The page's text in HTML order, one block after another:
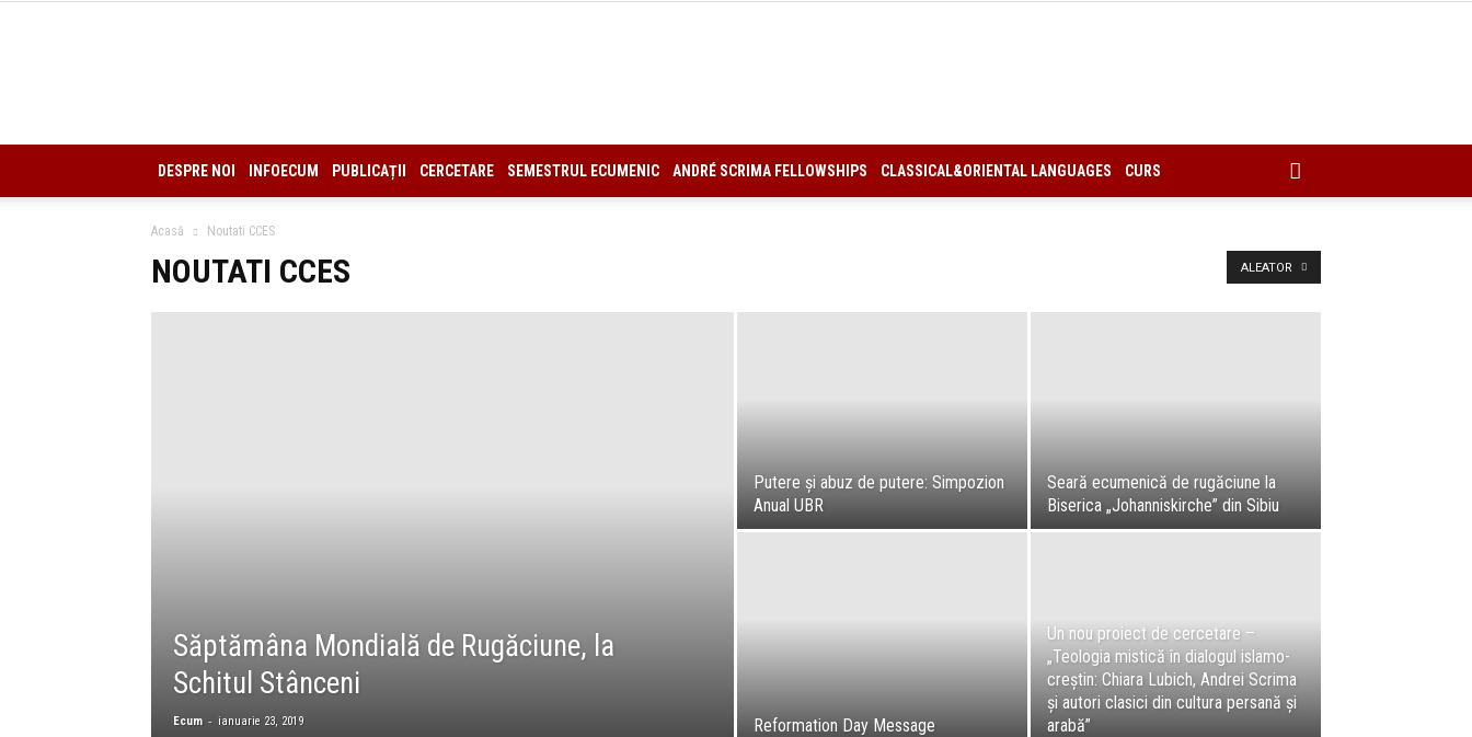
CCES
DESPRE NOI
INFOECUM PUBLICAȚII CERCETARE SEMESTRUL ECUMENIC ANDRÉ SCRIMA FELLOWSHIPS CLASSICAL&ORIENTAL LANGUAGES CURS
Acasă Noutati CCES
NOUTATI CCES ALEATOR
Săptămâna Mondială de Rugăciune, la
Schitul Stânceni
Ecum - ianuarie 23, 2019
Putere și abuz de putere: Simpozion
Anual UBR
Seară ecumenică de rugăciune la
Biserica „Johanniskirche” din Sibiu
Reformation Day Message
Un nou proiect de cercetare –
„Teologia mistică în dialogul islamo-
creștin: Chiara Lubich, Andrei Scrima
și autori clasici din cultura persană și
arabă”